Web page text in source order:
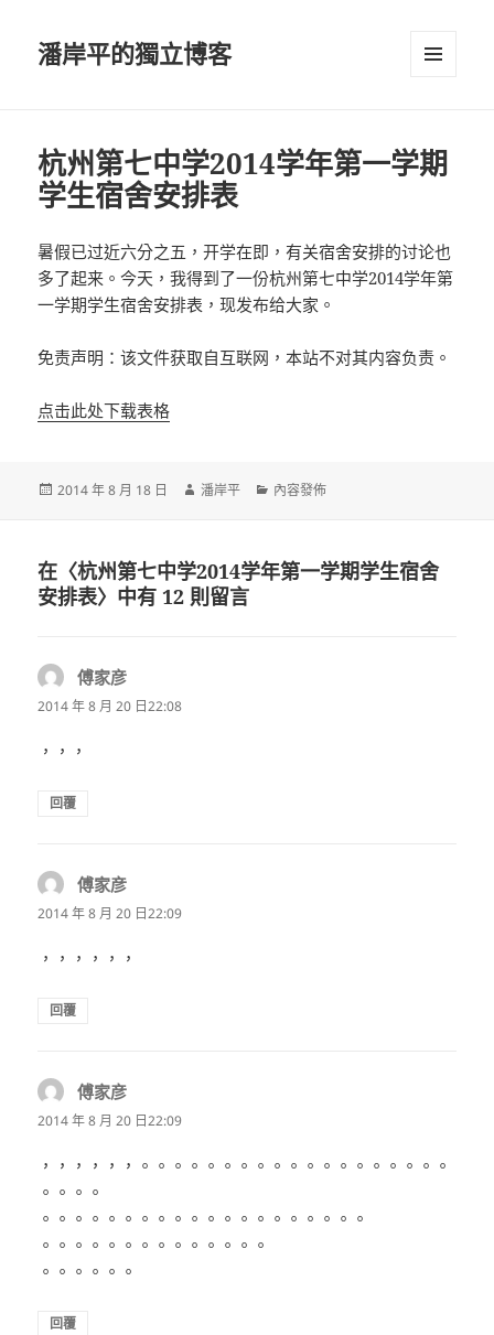
潘岸平的獨立博客
杭州第七中学2014学年第一学期
学生宿舍安排表
暑假已过近六分之五，开学在即，有关宿舍安排的讨论也
多了起来。今天，我得到了一份杭州第七中学2014学年第
一学期学生宿舍安排表，现发布给大家。
免责声明：该文件获取自互联网，本站不对其内容负责。
点击此处下载表格
發
2014 年 8 月 18 日
作
潘岸平
分
內容發佈
在〈杭州第七中学2014学年第一学期学生宿舍
安排表〉中有 12 則留言
傅家彦
示:
2014 年 8 月 20 日22:08
，，，
回覆
傅家彦
示:
2014 年 8 月 20 日22:09
，，，，，，
回覆
傅家彦
示:
2014 年 8 月 20 日22:09
，，，，，，。。。。。。。。。。。。。。。。。。。
。。。。
。。。。。。。。。。。。。。。。。。。。
。。。。。。。。。。。。。。
。。。。。。
回覆